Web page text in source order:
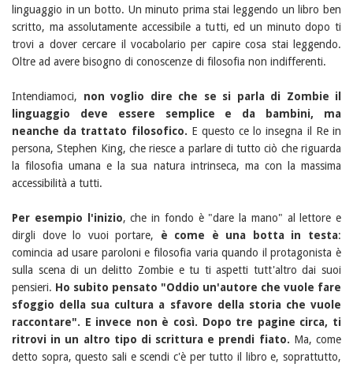
linguaggio in un botto. Un minuto prima stai leggendo un libro ben
scritto, ma assolutamente accessibile a tutti, ed un minuto dopo ti
trovi a dover cercare il vocabolario per capire cosa stai leggendo.
Oltre ad avere bisogno di conoscenze di filosofia non indifferenti.
Intendiamoci, non voglio dire che se si parla di Zombie il
linguaggio deve essere semplice e da bambini, ma
neanche da trattato filosofico. E questo ce lo insegna il Re in
persona, Stephen King, che riesce a parlare di tutto ciò che riguarda
la filosofia umana e la sua natura intrinseca, ma con la massima
accessibilità a tutti.
Per esempio l'inizio, che in fondo è "dare la mano" al lettore e
dirgli dove lo vuoi portare, è come è una botta in testa:
comincia ad usare paroloni e filosofia varia quando il protagonista è
sulla scena di un delitto Zombie e tu ti aspetti tutt'altro dai suoi
pensieri. Ho subito pensato "Oddio un'autore che vuole fare
sfoggio della sua cultura a sfavore della storia che vuole
raccontare". E invece non è così. Dopo tre pagine circa, ti
ritrovi in un altro tipo di scrittura e prendi fiato. Ma, come
detto sopra, questo sali e scendi c'è per tutto il libro e, soprattutto,